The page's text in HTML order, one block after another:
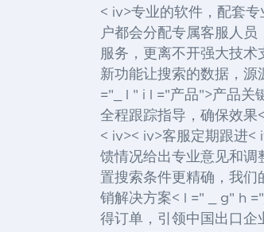
< iv>专业的软件，配套
户都会分配专属客服人
服务，更离不开强大技
新功能让搜索的数据，
="_ l " i l ="产品">产品关
全程跟踪指导，确保效果
< iv>< iv>客服定期跟进<
馈情况给出专业意见和调
置搜索条件更精确，我
销解决方案< l =" _ g" h
得订单，引领中国出口企